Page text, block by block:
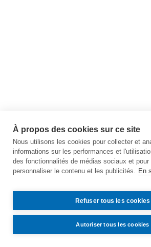
À propos des cookies sur ce site
Nous utilisons les cookies pour collecter et
informations sur les performances et
des fonctionnalités de médias sociaux et pour
personnaliser le contenu et les publicités. En
Refuser tous les cookies
Autoriser tous les cookies